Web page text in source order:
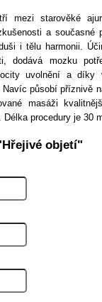
mezi starověké
a současné
i tělu harmonii.
dodává mozku
uvolnění a díky
Navíc působí příznivě
masáži
procedury je 30
objetí"